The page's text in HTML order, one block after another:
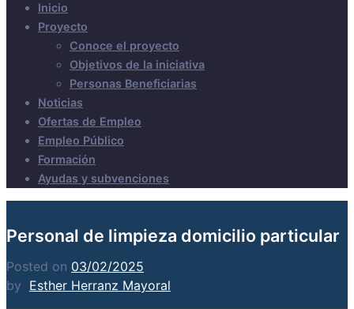
Inicio
Proyecto
Conoce el proyecto
Objetivos de la iniciativa
Personas Beneficiarias
Noticias
Ofertas de Empleo
Empleo Público
Formación
Ayudas y subvenciones
Personal de limpieza domicilio particular
Posted on 03/02/2025
by Esther Herranz Mayoral